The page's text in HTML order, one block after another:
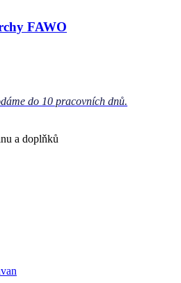
FAWO
do 10 pracovních dnů.